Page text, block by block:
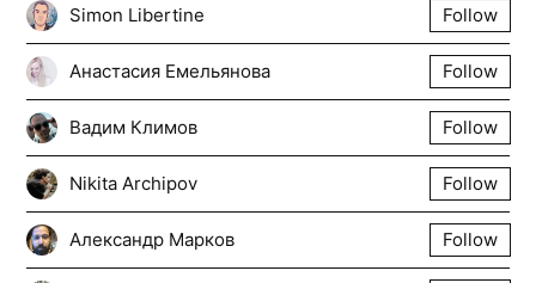
Simon Libertine Follow
Анастасия Емельянова Follow
Вадим Климов Follow
Nikita Archipov Follow
Александр Марков Follow